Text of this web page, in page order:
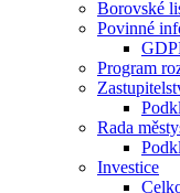
Borovské
Povinné
Program
Rada
Investice